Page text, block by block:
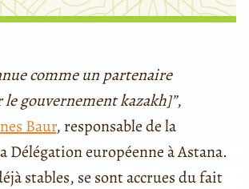
comme un partenaire
gouvernement kazakh]”,
Baur, responsable de la
Délégation européenne à Astana.
stables, se sont accrues du fait